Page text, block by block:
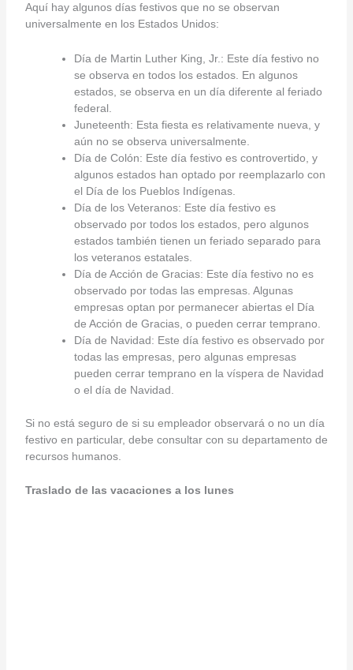
Aquí hay algunos días festivos que no se observan
universalmente en los Estados Unidos:
Día de Martin Luther King, Jr.: Este día festivo no
se observa en todos los estados. En algunos
estados, se observa en un día diferente al feriado
federal.
Juneteenth: Esta fiesta es relativamente nueva, y
aún no se observa universalmente.
Día de Colón: Este día festivo es controvertido, y
algunos estados han optado por reemplazarlo con
el Día de los Pueblos Indígenas.
Día de los Veteranos: Este día festivo es
observado por todos los estados, pero algunos
estados también tienen un feriado separado para
los veteranos estatales.
Día de Acción de Gracias: Este día festivo no es
observado por todas las empresas. Algunas
empresas optan por permanecer abiertas el Día
de Acción de Gracias, o pueden cerrar temprano.
Día de Navidad: Este día festivo es observado por
todas las empresas, pero algunas empresas
pueden cerrar temprano en la víspera de Navidad
o el día de Navidad.
Si no está seguro de si su empleador observará o no un día
festivo en particular, debe consultar con su departamento de
recursos humanos.
Traslado de las vacaciones a los lunes